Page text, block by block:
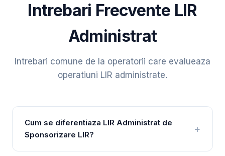
Intrebari Frecvente LIR
Administrat
Intrebari comune de la operatorii care evalueaza
operatiuni LIR administrate.
Cum se diferentiaza LIR Administrat de
Sponsorizare LIR?